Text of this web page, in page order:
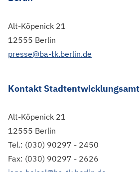
Alt-Köpenick 21
12555 Berlin
presse@ba-tk.berlin.de
Kontakt Stadtentwicklungsamt
Alt-Köpenick 21
12555 Berlin
Tel.: (030) 90297 - 2450
Fax: (030) 90297 - 2626